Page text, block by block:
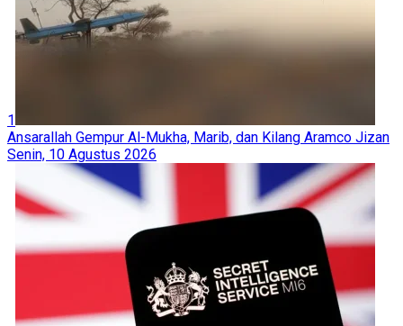
1
Ansarallah Gempur Al-Mukha, Marib, dan Kilang Aramco Jizan
Senin, 10 Agustus 2026